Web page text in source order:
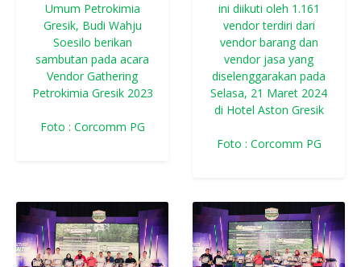
Umum Petrokimia
Gresik, Budi Wahju
Soesilo berikan
sambutan pada acara
Vendor Gathering
Petrokimia Gresik 2023
Foto : Corcomm PG
ini diikuti oleh 1.161
vendor terdiri dari
vendor barang dan
vendor jasa yang
diselenggarakan pada
Selasa, 21 Maret 2024
di Hotel Aston Gresik
Foto : Corcomm PG